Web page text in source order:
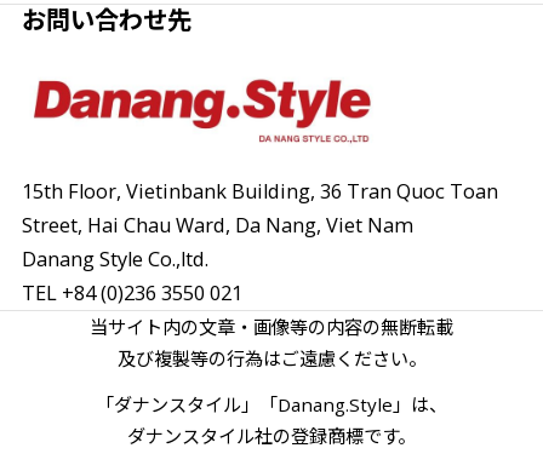
お問い合わせ先
15th Floor, Vietinbank Building, 36 Tran Quoc Toan
Street, Hai Chau Ward, Da Nang, Viet Nam
Danang Style Co.,ltd.
TEL +84 (0)236 3550 021
当サイト内の文章・画像等の内容の無断転載
及び複製等の行為はご遠慮ください。
「ダナンスタイル」「Danang.Style」は、
ダナンスタイル社の登録商標です。